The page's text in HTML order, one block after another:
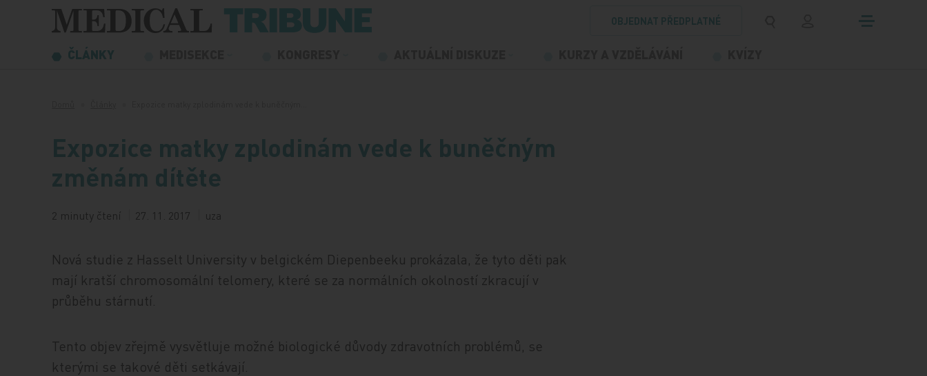
Přeskočit na obsah
OBJEDNAT PŘEDPLATNÉ
ČLÁNKY
Expozice matky zplodinám vede k buněčným
změnám dítěte
2 minuty čtení 27. 11. 2017 uza
Nová studie z Hasselt University v belgickém Diepenbeeku prokázala, že tyto děti pak
mají kratší chromosomální telomery, které se za normálních okolností zkracují v
průběhu stárnutí.
Tento objev zřejmě vysvětluje možné biologické důvody zdravotních problémů, se
kterými se takové děti setkávají.